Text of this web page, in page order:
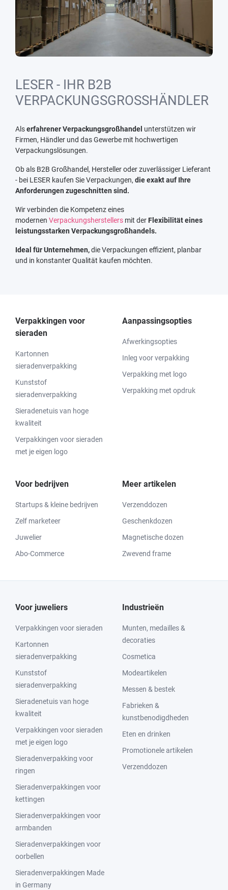
LESER - IHR B2B
VERPACKUNGSGROSSHÄNDLER
Alserfahrener Verpackungsgroßhandel unterstützen wir
Firmen, Händler und das Gewerbe mit hochwertigen
Verpackungslösungen.
Ob als B2B Großhandel, Hersteller oder zuverlässiger Lieferant
- bei LESER kaufen Sie Verpackungen, die exakt auf Ihre
Anforderungen zugeschnitten sind.
Wir verbinden die Kompetenz eines
modernen Verpackungsherstellers mit der Flexibilität eines
leistungsstarken Verpackungsgroßhandels.
Ideal für Unternehmen,die Verpackungen effizient, planbar
und in konstanter Qualität kaufen möchten.
Verpakkingen voor
sieraden
Kartonnen
sieradenverpakking
Kunststof
sieradenverpakking
Sieradenetuis van hoge
kwaliteit
Verpakkingen voor sieraden
met je eigen logo
Aanpassingsopties
Afwerkingsopties
Inleg voor verpakking
Verpakking met logo
Verpakking met opdruk
Voor bedrijven
Startups & kleine bedrijven
Zelf marketeer
Juwelier
Abo-Commerce
Meer artikelen
Verzenddozen
Geschenkdozen
Magnetische dozen
Zwevend frame
Voor juweliers
Verpakkingen voor sieraden
Kartonnen
sieradenverpakking
Kunststof
sieradenverpakking
Sieradenetuis van hoge
kwaliteit
Verpakkingen voor sieraden
met je eigen logo
Sieradenverpakking voor
ringen
Sieradenverpakkingen voor
kettingen
Sieradenverpakkingen voor
armbanden
Sieradenverpakkingen voor
oorbellen
Sieradenverpakkingen Made
in Germany
Industrieën
Munten, medailles &
decoraties
Cosmetica
Modeartikelen
Messen & bestek
Fabrieken &
kunstbenodigdheden
Eten en drinken
Promotionele artikelen
Verzenddozen